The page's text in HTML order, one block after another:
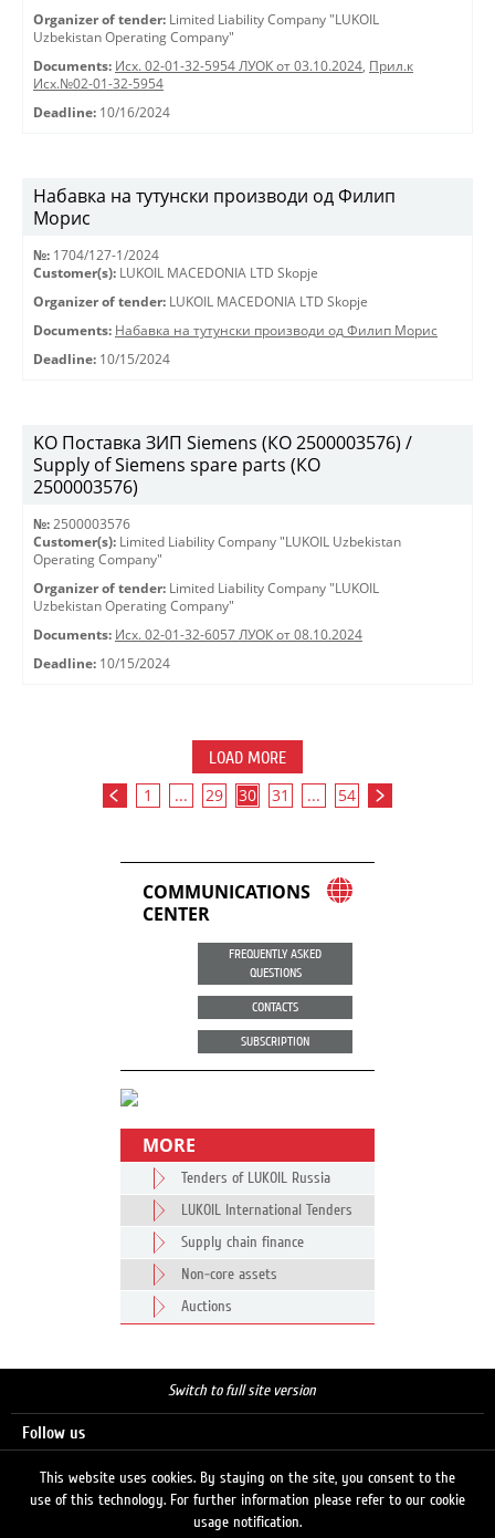
Organizer of tender: Limited Liability Company "LUKOIL
Uzbekistan Operating Company"
Documents: Исх. 02-01-32-5954 ЛУОК от 03.10.2024, Прил.к
Исх.№02-01-32-5954
Deadline: 10/16/2024
Набавка на тутунски производи од Филип
Морис
№: 1704/127-1/2024
Customer(s): LUKOIL MACEDONIA LTD Skopje
Organizer of tender: LUKOIL MACEDONIA LTD Skopje
Documents: Набавка на тутунски производи од Филип Морис
Deadline: 10/15/2024
KO Поставка ЗИП Siemens (КО 2500003576) /
Supply of Siemens spare parts (КО
2500003576)
№: 2500003576
Customer(s): Limited Liability Company "LUKOIL Uzbekistan
Operating Company"
Organizer of tender: Limited Liability Company "LUKOIL
Uzbekistan Operating Company"
Documents: Исх. 02-01-32-6057 ЛУОК от 08.10.2024
Deadline: 10/15/2024
LOAD MORE
1 ... 29 30 31 ... 54
COMMUNICATIONS
CENTER
FREQUENTLY ASKED
QUESTIONS
CONTACTS
SUBSCRIPTION
MORE
Tenders of LUKOIL Russia
LUKOIL International Tenders
Supply chain finance
Non-core assets
Auctions
Switch to full site version
Follow us
This website uses cookies. By staying on the site, you consent to the
use of this technology. For further information please refer to our cookie
usage notification.